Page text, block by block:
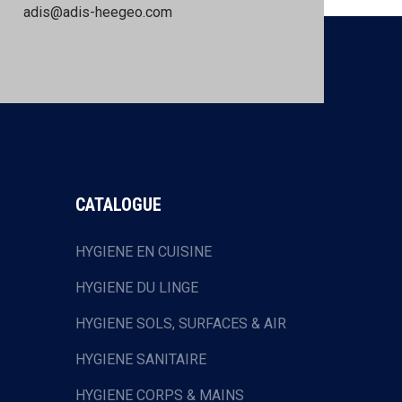
adis@adis-heegeo.com
CATALOGUE
HYGIENE EN CUISINE
HYGIENE DU LINGE
HYGIENE SOLS, SURFACES & AIR
HYGIENE SANITAIRE
HYGIENE CORPS & MAINS